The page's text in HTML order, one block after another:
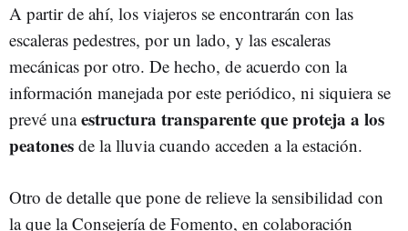
A partir de ahí, los viajeros se encontrarán con las
escaleras pedestres, por un lado, y las escaleras
mecánicas por otro. De hecho, de acuerdo con la
información manejada por este periódico, ni siquiera se
prevé unaestructura transparente que proteja a los
peatones de la lluvia cuando acceden a la estación.
Otro de detalle que pone de relieve la sensibilidad con
la que la Consejería de Fomento, en colaboración